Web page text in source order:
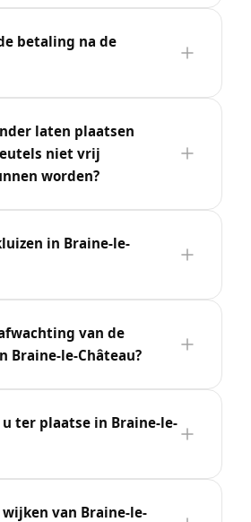
betaling na de
laten plaatsen
niet vrij
worden?
in Braine-le-
van de
Braine-le-Château?
ter plaatse in Braine-le-
van Braine-le-